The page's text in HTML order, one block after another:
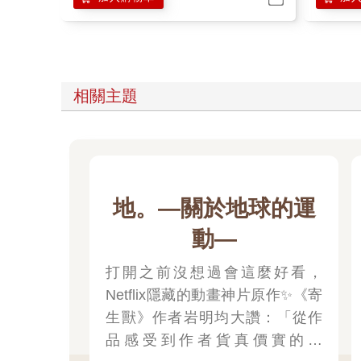
相關主題
地。—關於地球的運
動—
打開之前沒想過會這麼好看，
Netflix隱藏的動畫神片原作✨《寄
生獸》作者岩明均大讚：「從作
品感受到作者貨真價實的才